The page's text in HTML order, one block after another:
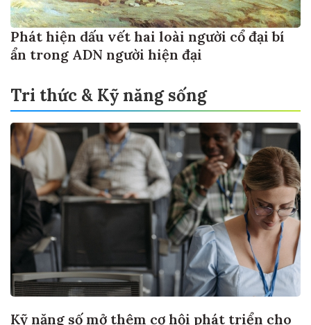
Phát hiện dấu vết hai loài người cổ đại bí
ẩn trong ADN người hiện đại
Tri thức & Kỹ năng sống
Kỹ năng số mở thêm cơ hội phát triển cho